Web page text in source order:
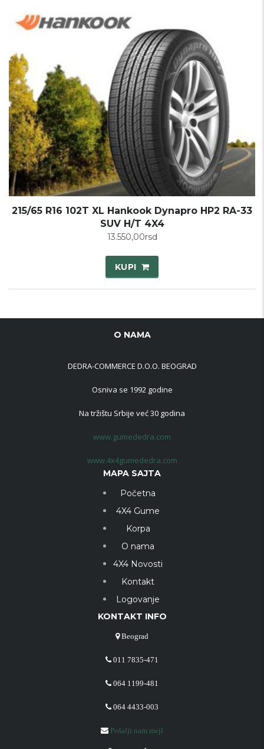
215/65 R16 102T XL Hankook Dynapro HP2 RA-33
SUV H/T 4X4
13.550,00rsd
KUPI
O NAMA
DEDRA-COMMERCE D.O.O. BEOGRAD
Osniva se 1992 godine
Na tržištu Srbije već 30 godina
www.gumededra.com
www.4x4gumededra.com
MAPA SAJTA
Početna
4X4 Gume
Korpa
O nama
4X4 Novosti
Kontakt
Logovanje
KONTAKT INFO
Beograd
011 7835-471
064 1199-481
064 4433-003
Pošalji nam mejl